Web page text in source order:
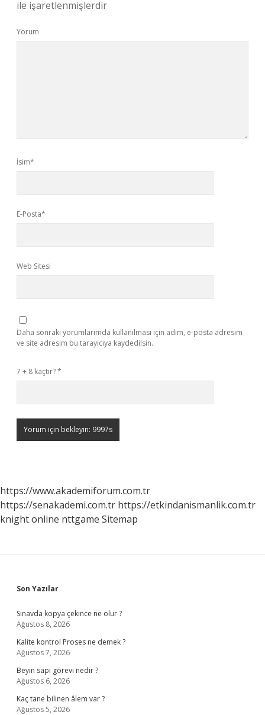
ile işaretlenmişlerdir
Yorum
İsim*
E-Posta*
Web Sitesi
Daha sonraki yorumlarımda kullanılması için adım, e-posta adresim
ve site adresim bu tarayıcıya kaydedilsin.
7 + 8 kaçtır?*
https://www.akademiforum.com.tr
https://senakademi.com.tr https://etkindanismanlik.com.tr
knight online nttgame Sitemap
Sidebar
Son Yazılar
Sınavda kopya çekince ne olur ?
Ağustos 8, 2026
Kalite kontrol Proses ne demek ?
Ağustos 7, 2026
Beyin sapı görevi nedir ?
Ağustos 6, 2026
Kaç tane bilinen âlem var ?
Ağustos 5, 2026